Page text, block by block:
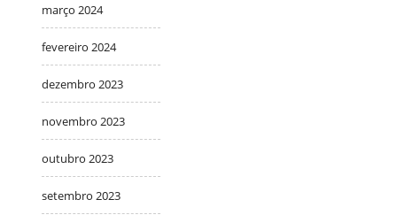
março 2024
fevereiro 2024
dezembro 2023
novembro 2023
outubro 2023
setembro 2023